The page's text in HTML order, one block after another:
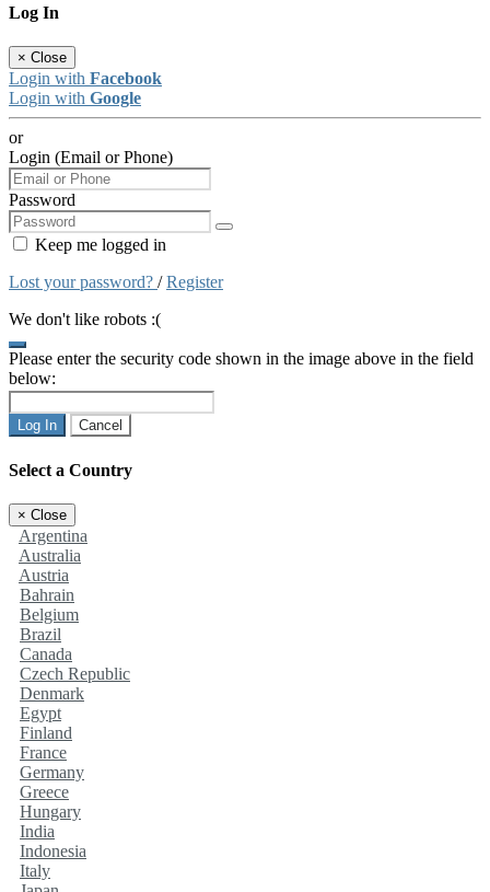
Log In
× Close
Login with Facebook
Login with Google
or
Login (Email or Phone)
Password
Keep me logged in
Lost your password? /Register
We don't like robots :(
Please enter the security code shown in the image above in the field
below:
Log In Cancel
Select a Country
× Close
Argentina
Australia
Austria
Bahrain
Belgium
Brazil
Canada
Czech Republic
Denmark
Egypt
Finland
France
Germany
Greece
Hungary
India
Indonesia
Italy